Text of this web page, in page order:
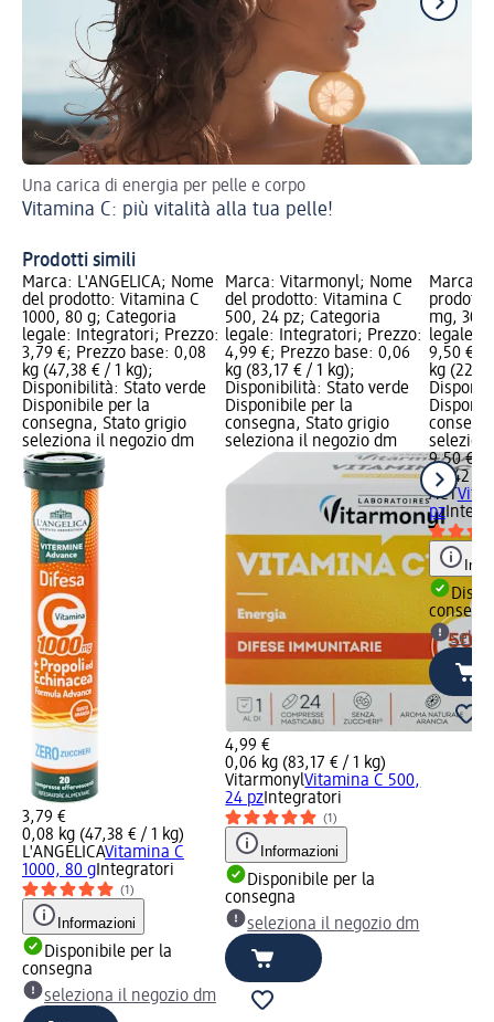
Una carica di energia per pelle e corpo
Vitamina C: più vitalità alla tua pelle!
Prodotti simili
Marca: L'ANGELICA; Nome
del prodotto: Vitamina C
1000, 80 g; Categoria
legale: Integratori; Prezzo:
3,79 €; Prezzo base: 0,08
kg (47,38 € / 1 kg);
Disponibilità: Stato verde
Disponibile per la
consegna, Stato grigio
seleziona il negozio dm
3,79 €
0,08 kg (47,38 € / 1 kg)
L'ANGELICAVitamina C
1000, 80 g Integratori
(1)
Informazioni
Disponibile per la
consegna
seleziona il negozio dm
Marca: Vitarmonyl; Nome
del prodotto: Vitamina C
500, 24 pz; Categoria
legale: Integratori; Prezzo:
4,99 €; Prezzo base: 0,06
kg (83,17 € / 1 kg);
Disponibilità: Stato verde
Disponibile per la
consegna, Stato grigio
seleziona il negozio dm
4,99 €
0,06 kg (83,17 € / 1 kg)
VitarmonylVitamina C 500,
24 pz Integratori
(1)
Informazioni
Disponibile per la
consegna
seleziona il negozio dm
Marca:
mg, 30
legale:
9,50 €;
kg
9,50 €
0,042
ACT
pz